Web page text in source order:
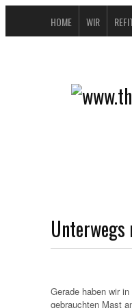
HOME WIR
Unterwegs
Gerade haben wir
gebrauchten Mast